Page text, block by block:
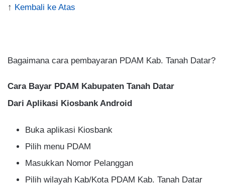
↑ Kembali ke Atas
Bagaimana cara pembayaran PDAM Kab. Tanah Datar?
Cara Bayar PDAM Kabupaten Tanah Datar
Dari Aplikasi Kiosbank Android
Buka aplikasi Kiosbank
Pilih menu PDAM
Masukkan Nomor Pelanggan
Pilih wilayah Kab/Kota PDAM Kab. Tanah Datar